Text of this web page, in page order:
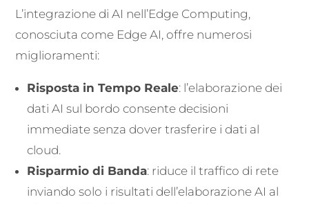
L’integrazione di AI nell’Edge Computing,
conosciuta come Edge AI, offre numerosi
miglioramenti:
Risposta in Tempo Reale: l’elaborazione dei
dati AI sul bordo consente decisioni
immediate senza dover trasferire i dati al
cloud.
Risparmio di Banda: riduce il traffico di rete
inviando solo i risultati dell’elaborazione AI al